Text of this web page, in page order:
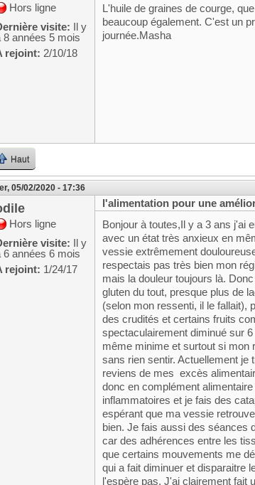
Hors ligne
visite: Il y
8 années 5 mois
rejoint: 2/10/18
L'huile de graines de courge,
beaucoup également. C'est un
journée.Masha
Haut
05/02/2020 - 17:36
Hors ligne
visite: Il y
6 années 6 mois
rejoint: 1/24/17
l'alimentation pour une
Bonjour à toutes,Il y a 3 ans j'ai
avec un état très anxieux en
vessie extrêmement
respectais pas très bien mon
mais la douleur toujours là.
gluten du tout, presque plus de
(selon mon ressenti, il le fallait),
des crudités et certains fruits
spectaculairement diminué sur
même minime et surtout si mon
sans rien sentir. Actuellement je
reviens de mes excès
donc en complément
inflammatoires et je fais des
espérant que ma vessie
bien. Je fais aussi des séances
car des adhérences entre les
que certains mouvements me
qui a fait diminuer et disparaitre
l'espère pas. J'ai clairement fait